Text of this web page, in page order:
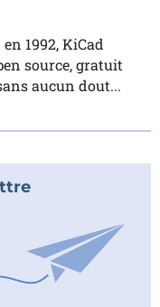
1992, KiCad
source, gratuit
aucun dout...